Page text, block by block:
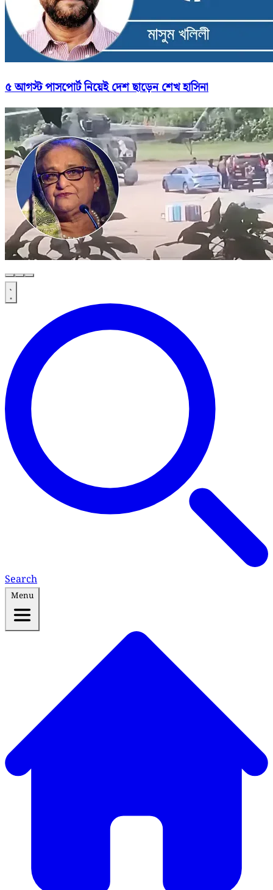
৫ আগস্ট পাসপোর্ট নিয়েই দেশ ছাড়েন শেখ হাসিনা
Search
Menu